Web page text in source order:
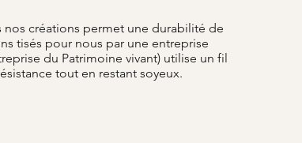
nos créations permet une durabilité de
tisés pour nous par une entreprise
du Patrimoine vivant) utilise un fil
tout en restant soyeux.